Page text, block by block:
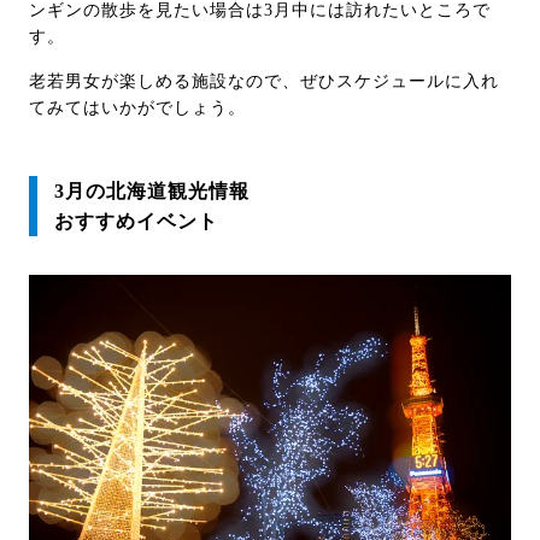
ンギンの散歩を見たい場合は3月中には訪れたいところで
す。
老若男女が楽しめる施設なので、ぜひスケジュールに入れ
てみてはいかがでしょう。
3月の北海道観光情報
おすすめイベント